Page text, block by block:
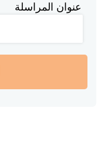
عنوان المراسلة